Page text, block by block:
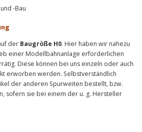
-Bau
der Baugröße H0. Hier haben wir nahezu
einer Modellbahnanlage erforderlichen
Diese können bei uns einzeln oder auch
erworben werden. Selbstverständlich
der anderen Spurweiten bestellt, bzw.
sofern sie bei einem der u. g. Hersteller